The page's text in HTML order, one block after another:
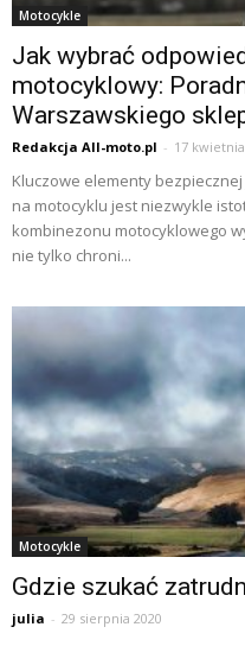
Motocykle
Jak wybrać
motocyklowy:
Warszawskiego
Redakcja All-moto.pl - 17
Kluczowe elementy
na motocyklu jest niezwykle
kombinezonu motocyklowego
nie tylko chroni...
Motocykle
Gdzie szukać
julia - 29 sierpnia 2020